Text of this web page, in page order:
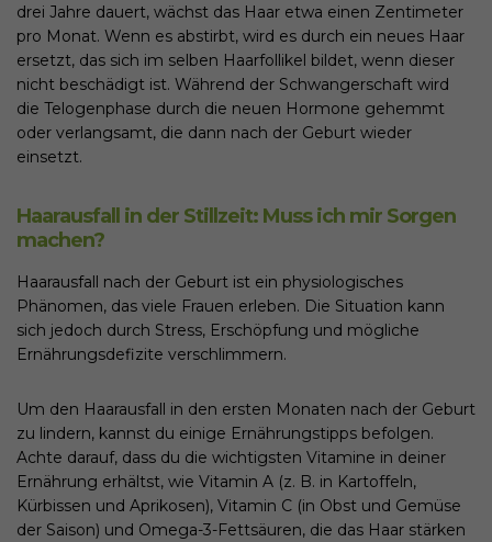
drei Jahre dauert, wächst das Haar etwa einen Zentimeter
pro Monat. Wenn es abstirbt, wird es durch ein neues Haar
ersetzt, das sich im selben Haarfollikel bildet, wenn dieser
nicht beschädigt ist. Während der Schwangerschaft wird
die Telogenphase durch die neuen Hormone gehemmt
oder verlangsamt, die dann nach der Geburt wieder
einsetzt.
Haarausfall in der Stillzeit: Muss ich mir Sorgen
machen?
Haarausfall nach der Geburt ist ein physiologisches
Phänomen, das viele Frauen erleben. Die Situation kann
sich jedoch durch Stress, Erschöpfung und mögliche
Ernährungsdefizite verschlimmern.
Um den Haarausfall in den ersten Monaten nach der Geburt
zu lindern, kannst du einige Ernährungstipps befolgen.
Achte darauf, dass du die wichtigsten Vitamine in deiner
Ernährung erhältst, wie Vitamin A (z. B. in Kartoffeln,
Kürbissen und Aprikosen), Vitamin C (in Obst und Gemüse
der Saison) und Omega-3-Fettsäuren, die das Haar stärken